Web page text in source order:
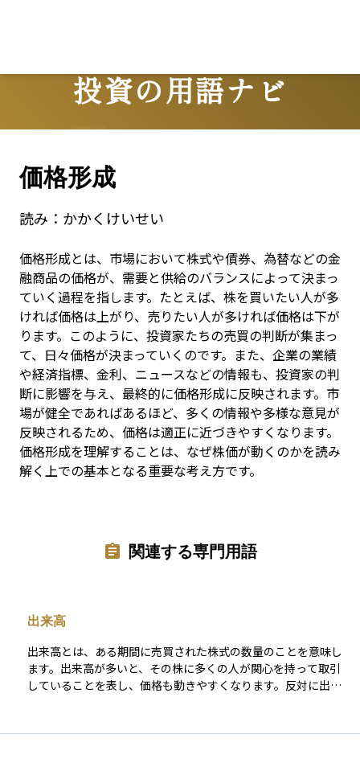
投資の用語ナビ
Terms
価格形成
読み： かかくけいせい
価格形成とは、市場において株式や債券、為替などの金
融商品の価格が、需要と供給のバランスによって決まっ
ていく過程を指します。たとえば、株を買いたい人が多
ければ価格は上がり、売りたい人が多ければ価格は下が
ります。このように、投資家たちの売買の判断が集まっ
て、日々価格が決まっていくのです。また、企業の業績
や経済指標、金利、ニュースなどの情報も、投資家の判
断に影響を与え、最終的に価格形成に反映されます。市
場が健全であればあるほど、多くの情報や多様な意見が
反映されるため、価格は適正に近づきやすくなります。
価格形成を理解することは、なぜ株価が動くのかを読み
解く上での基本となる重要な考え方です。
関連する専門用語
出来高
出来高とは、ある期間に売買された株式の数量のことを意味し
ます。出来高が多いと、その株に多くの人が関心を持って取引
していることを表し、価格も動きやすくなります。反対に出来
ます。